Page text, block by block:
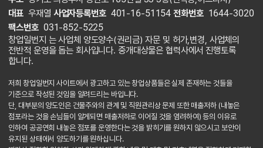
대표 우재열 사업자등록번호 401-16-51154 전화번호 1644-3020
팩스번호 031-852-5225
창업일번지 는 사업체 양도양수(권리금) 자문 및 허가,변경, 사업체의
전반적 운영을 돕는 회사입니다. 중개대상물은 협력사에서 진행토록
합니다.
저희 창업일번지 사이트에서 광고하고 있는 창업상품들은 실제 존재하는 것들을
기준으로 작성된 것임을 알려드리는 바입니다.
단, 대부분의 양도인은 건물주와의 관계 및 직원관리상 문제 또한 매출저하 (내놓은
점포라는 것을 손님들이 알게되면 매출저하로 이어질 것을 염려하여) 등의 이유로
인하여 공공연희 내놓은 점포를 운영한다는 것을 밝히기를 원하지 않으시고 보안이
유지된 상태에서 양도하기를 원하십니다.